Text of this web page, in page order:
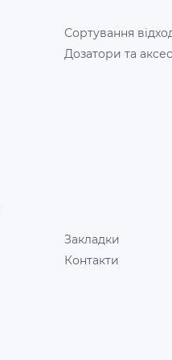
Сортування
Дозатори та
Закладки
Контакти